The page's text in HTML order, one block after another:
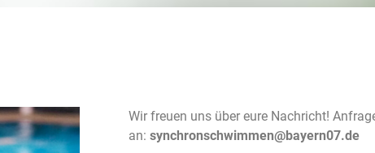
Wir freuen uns über eure Nachricht!
an: synchronschwimmen@bayern07.de